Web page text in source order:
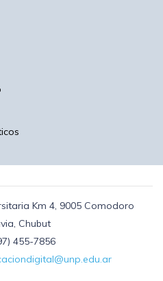
Km 4, 9005 Comodoro
Chubut
455-7856